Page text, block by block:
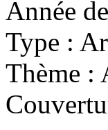
Année
Type :
Thème :